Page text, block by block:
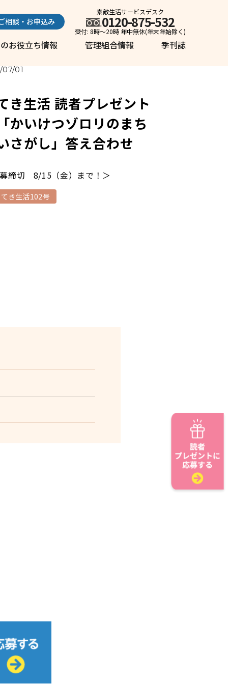
お役立ち情報 管理組合情報 季刊誌
相談・お申込み
素敵生活サービスデスク
0120-875-532
受付: 8時～20時 年中無休(年末年始除く)
07/01
き生活 読者プレゼント
かいけつゾロリのまち
さがし」答え合わせ
締切 8/15（金）まで！＞
き生活102号